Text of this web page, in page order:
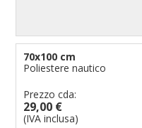
70x100 cm
Poliestere nautico
Prezzo cda:
29,00 €
(IVA inclusa)